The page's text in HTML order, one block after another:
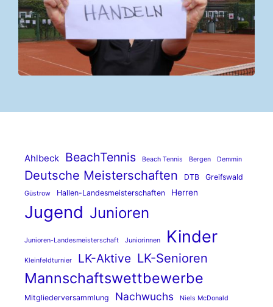
Ahlbeck BeachTennis Beach Tennis Bergen Demmin
Deutsche Meisterschaften DTB Greifswald
Güstrow Hallen-Landesmeisterschaften Herren
Jugend Junioren
Junioren-Landesmeisterschaft Juniorinnen Kinder
Kleinfeldturnier LK-Aktive LK-Senioren
Mannschaftswettbewerbe
Mitgliederversammlung Nachwuchs
Niels McDonald